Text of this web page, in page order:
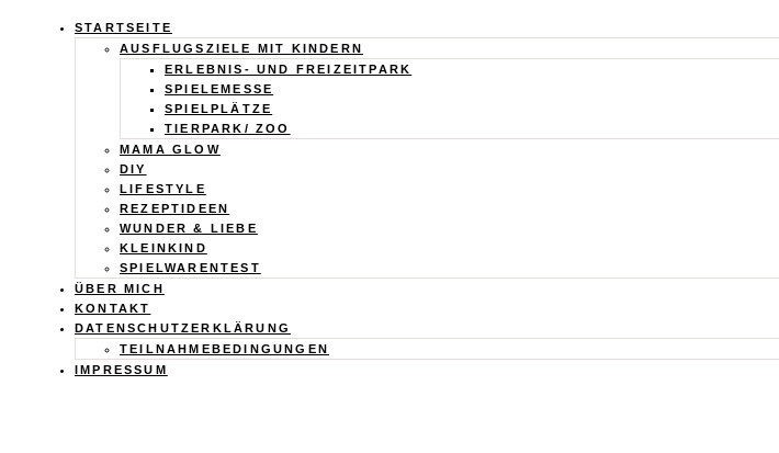
Calistas
Traum
STARTSEITE
AUSFLUGSZIELE MIT KINDERN
ERLEBNIS- UND FREIZEITPARK
SPIELEMESSE
SPIELPLÄTZE
TIERPARK/ ZOO
MAMA GLOW
DIY
LIFESTYLE
REZEPTIDEEN
WUNDER & LIEBE
KLEINKIND
SPIELWARENTEST
ÜBER MICH
KONTAKT
DATENSCHUTZERKLÄRUNG
TEILNAHMEBEDINGUNGEN
IMPRESSUM